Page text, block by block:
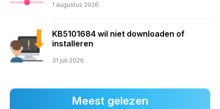
1 augustus 2026
KB5101684 wil niet downloaden of
installeren
31 juli 2026
Meest gelezen